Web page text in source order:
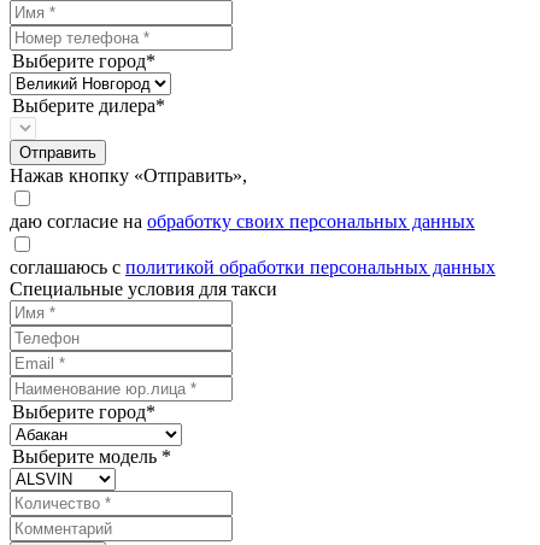
Выберите город*
Выберите дилера*
Отправить
Нажав кнопку «Отправить»,
даю согласие на обработку своих персональных данных
соглашаюсь с политикой обработки персональных данных
Специальные условия для такси
Выберите город*
Выберите модель *